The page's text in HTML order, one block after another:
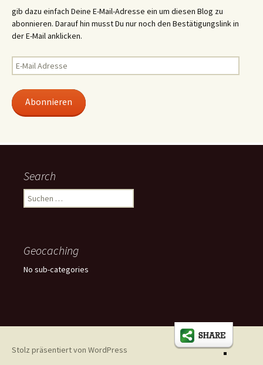
gib dazu einfach Deine E-Mail-Adresse ein um diesen Blog zu
abonnieren. Darauf hin musst Du nur noch den Bestätigungslink in
der E-Mail anklicken.
E-
Mail
Abonnieren
Search
Suchen
nach:
Geocaching
No sub-categories
Stolz präsentiert von WordPress